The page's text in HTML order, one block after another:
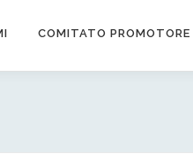
COMITATO PROMOTORE